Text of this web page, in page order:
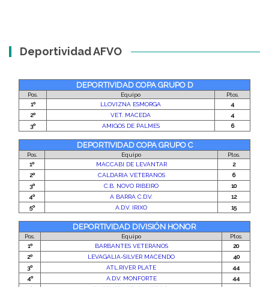
Deportividad AFVO